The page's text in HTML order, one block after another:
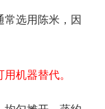
常选用陈米，因
机器替代。